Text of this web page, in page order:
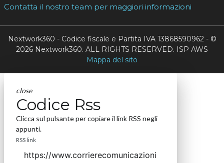
Contatta il nostro team per maggiori informazioni
Nextwork360 - Codice fiscale e Partita IVA 13868590962 - ©
2026 Nextwork360. ALL RIGHTS RESERVED. ISP AWS
Mappa del sito
close
Codice Rss
Clicca sul pulsante per copiare il link RSS negli
appunti.
RSS link